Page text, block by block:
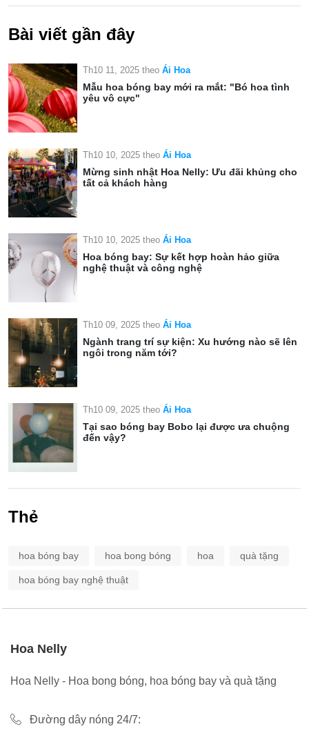
Bài viết gần đây
Th10 11, 2025 theo Ái Hoa
Mẫu hoa bóng bay mới ra mắt: "Bó hoa tình
yêu vô cực"
Th10 10, 2025 theo Ái Hoa
Mừng sinh nhật Hoa Nelly: Ưu đãi khủng cho
tất cả khách hàng
Th10 10, 2025 theo Ái Hoa
Hoa bóng bay: Sự kết hợp hoàn hảo giữa
nghệ thuật và công nghệ
Th10 09, 2025 theo Ái Hoa
Ngành trang trí sự kiện: Xu hướng nào sẽ lên
ngôi trong năm tới?
Th10 09, 2025 theo Ái Hoa
Tại sao bóng bay Bobo lại được ưa chuộng
đến vậy?
Thẻ
hoa bóng bay hoa bong bóng hoa quà tặng
hoa bóng bay nghệ thuật
Hoa Nelly
Hoa Nelly - Hoa bong bóng, hoa bóng bay và quà tặng
Đường dây nóng 24/7: